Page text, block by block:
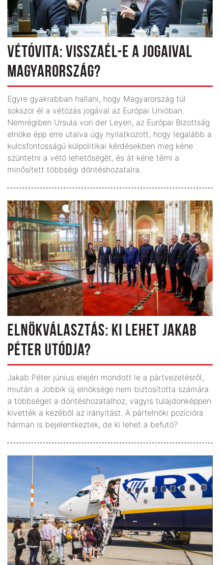
VÉTÓVITA: VISSZAÉL-E A JOGAIVAL
MAGYARORSZÁG?
Egyre gyakrabban hallani, hogy Magyarország túl
sokszor él a vétózás jogával az Európai Unióban.
Nemrégiben Ursula von der Leyen, az Európai Bizottság
elnöke épp erre utalva úgy nyilatkozott, hogy legalább a
kulcsfontosságú külpolitikai kérdésekben meg kéne
szüntetni a vétó lehetőségét, és át kéne térni a
minősített többségi döntéshozatalra.
ELNÖKVÁLASZTÁS: KI LEHET JAKAB
PÉTER UTÓDJA?
Jakab Péter június elején mondott le a pártvezetésről,
miután a Jobbik új elnöksége nem biztosította számára
a többséget a döntéshozatalhoz, vagyis tulajdonképpen
kivették a kezéből az irányítást. A pártelnöki pozícióra
hárman is bejelentkeztek, de ki lehet a befutó?